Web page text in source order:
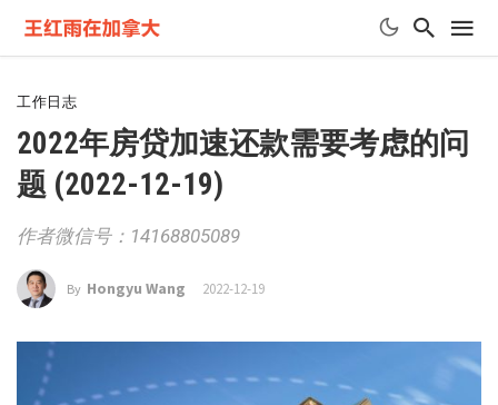
工作日志
2022年房贷加速还款需要考虑的问
题 (2022-12-19)
作者微信号：14168805089
By Hongyu Wang 2022-12-19